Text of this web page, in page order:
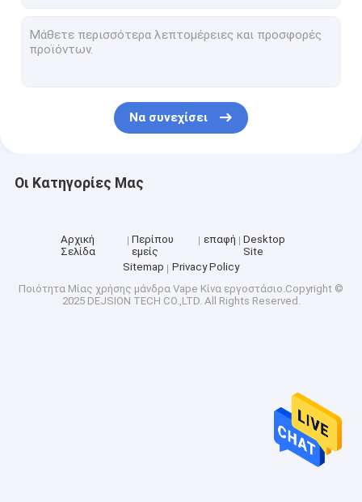
Να συνεχίσει
Οι Κατηγορίες Μας
Αρχική
Σελίδα
Περίπου
εμείς
επαφή
Desktop
Site
Sitemap
Privacy Policy
Ποιότητα Μίας χρήσης μάνδρα Vape Κίνα εργοστάσιο.Copyright ©
2025 DEJSION TECH CO.,LTD. All Rights Reserved.